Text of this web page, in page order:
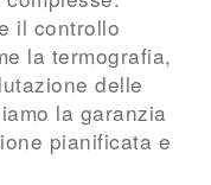
il controllo
la termografia,
delle
la garanzia
pianificata e